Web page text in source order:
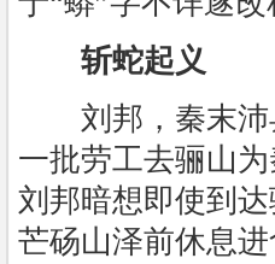
斩蛇起义
刘邦，秦末沛
一批劳工去骊山
刘邦暗想即使到
芒砀山泽前休息